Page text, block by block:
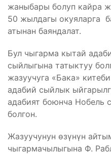
жаныбары болуп кайра
50 жылдагы окуяларга
атынан баяндалат.
Бул чыгарма кытай
сыйлыгына татыктуу
жазуучуга «Бака»
адабий сыйлык
адабият боюнча Нобель
болгон.
Жазуучунун өзүнүн
чыгармачылыгына Ф.